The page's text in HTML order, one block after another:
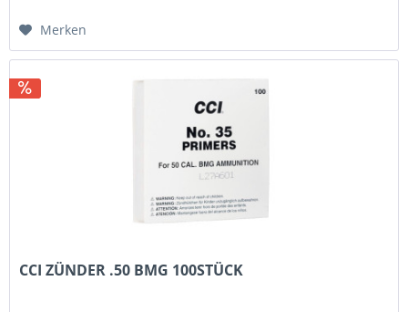
Merken
CCI ZÜNDER .50 BMG 100STÜCK